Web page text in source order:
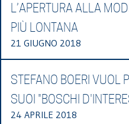
L’APERTURA ALLA
PIÙ LONTANA
21 GIUGNO 2018
STEFANO BOERI VUOL
SUOI "BOSCHI
24 APRILE 2018